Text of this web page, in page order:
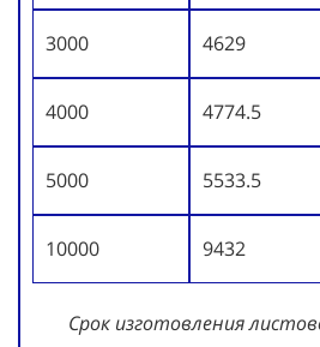
3000 4629
4000 4774.5
5000 5533.5
10000 9432
Срок изготовления